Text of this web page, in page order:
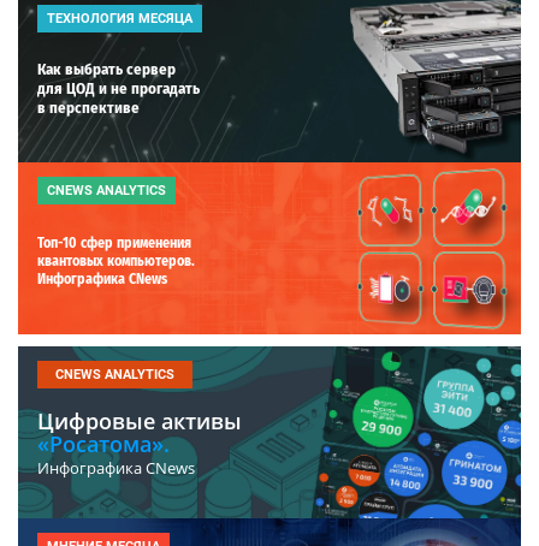
ТЕХНОЛОГИЯ МЕСЯЦА
Как выбрать сервер
для ЦОД и не прогадать
в перспективе
CNEWS ANALYTICS
Топ-10 сфер применения
квантовых компьютеров.
Инфографика CNews
CNEWS ANALYTICS
Цифровые активы
«Росатома».
Инфографика CNews